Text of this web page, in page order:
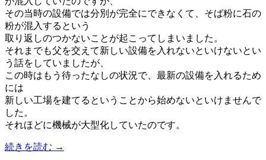
その当時の設備では分別が完全にできなくて、そば粉に石の
粉が混入するという
取り返しのつかないことが起こってしまいました。
それまでも父を交えて新しい設備を入れないといけないとい
う話をしていましたが、
この時はもう待ったなしの状況で、最新の設備を入れるため
には
新しい工場を建てるということから始めないといけませんで
した。
それほどに機械が大型化していたのです。
続きを読む →